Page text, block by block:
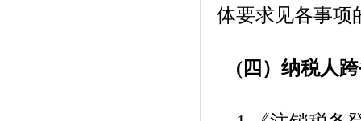
体要求见各事项
(四）纳税人跨